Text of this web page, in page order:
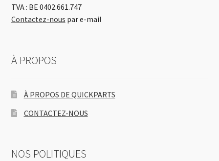
TVA : BE 0402.661.747
Contactez-nous par e-mail
À PROPOS
À PROPOS DE QUICKPARTS
CONTACTEZ-NOUS
NOS POLITIQUES